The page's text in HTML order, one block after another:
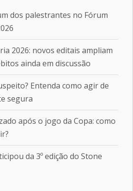
dos palestrantes no Fórum
2026: novos editais ampliam
ainda em discussão
Entenda como agir de
segura
após o jogo da Copa: como
da 3º edição do Stone